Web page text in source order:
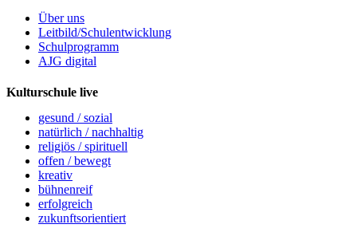
Über uns
Leitbild/Schulentwicklung
Schulprogramm
AJG digital
Kulturschule live
gesund / sozial
natürlich / nachhaltig
religiös / spirituell
offen / bewegt
kreativ
bühnenreif
erfolgreich
zukunftsorientiert